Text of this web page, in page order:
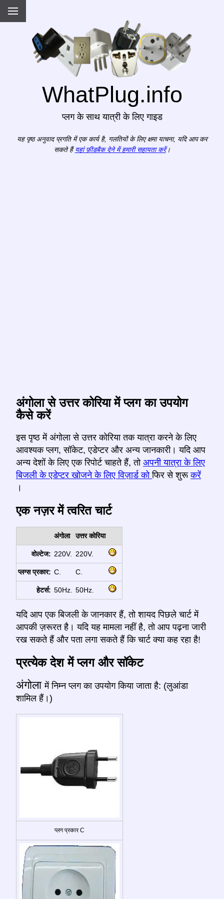
WhatPlug.info
प्लग के साथ यात्री के लिए गाइड
यह पृष्ठ अनुवाद प्रगति में एक कार्य है, गलतियों के लिए क्षमा याचना, यदि आप कर
सकते हैं यहां फ़ीडबैक देने में हमारी सहायता करें।
अंगोला से उत्तर कोरिया में प्लग का उपयोग
कैसे करें
इस पृष्ठ में अंगोला से उत्तर कोरिया तक यात्रा करने के लिए
आवश्यक प्लग, सॉकेट, एडेप्टर और अन्य जानकारी। यदि आप
अन्य देशों के लिए एक रिपोर्ट चाहते हैं, तो अपनी यात्रा के लिए
बिजली के एडेप्टर खोजने के लिए विज़ार्ड कोफिर से शुरूकरें
।
एक नज़र में त्वरित चार्ट
अंगोला उत्तर कोरिया
वोल्टेज: 220V. 220V.
प्लग्स प्रकार: C. C.
हेटर्स: 50Hz. 50Hz.
यदि आप एक बिजली के जानकार हैं, तो शायद पिछले चार्ट में
आपकी ज़रूरत है। यदि यह मामला नहीं है, तो आप पढ़ना जारी
रख सकते हैं और पता लगा सकते हैं कि चार्ट क्या कह रहा है!
प्रत्येक देश में प्लग और सॉकेट
अंगोलामें निम्न प्लग का उपयोग किया जाता है: (लुआंडा
शामिल हैं।)
प्लग प्रकार C